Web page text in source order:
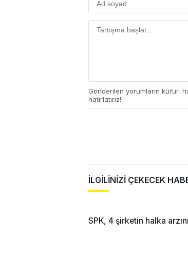
Gönderilen yorumların küfür,
hatırlatırız!
İLGİLİNİZİ ÇEKECEK
SPK, 4 şirketin halka